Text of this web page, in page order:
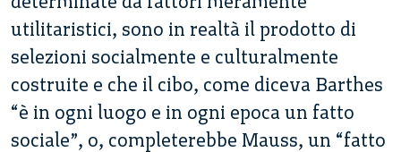
utilitaristici, sono in realtà il prodotto di
selezioni socialmente e culturalmente
costruite e che il cibo, come diceva Barthes
“è in ogni luogo e in ogni epoca un fatto
sociale”, o, completerebbe Mauss, un “fatto